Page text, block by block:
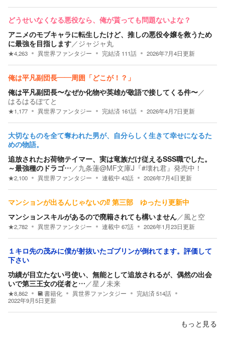
どうせいなくなる悪役なら、俺が貰っても問題ないよな？
アニメのモブキャラに転生したけど、推しの悪役令嬢を救うため
に最強を目指します／ジャジャ丸
★4,263 異世界ファンタジー 完結済 111話 2026年7月4日更新
俺は平凡副団長――周囲「どこが！？」
俺は平凡副団長〜なぜか化物や英雄が敬語で接してくる件〜／
はるはるぽてと
★1,177 異世界ファンタジー 完結済 161話 2026年4月7日更新
大切なものを全て奪われた男が、自分らしく生きて幸せになるた
めの物語。
追放されたお荷物テイマー、実は竜族だけ従えるSSS職でした。
～最強種のドラゴ… ／九条蓮@MF文庫J『#壊れ君』発売中！
★2,100 異世界ファンタジー 連載中 43話 2026年7月4日更新
マンションが出るんじゃないの⁉︎ 第三部 ゆったり更新中
マンションスキルがあるので廃籍されても構いません／ 風と空
★2,782 異世界ファンタジー 連載中 67話 2026年1月23日更新
１キロ先の茂みに僕が射抜いたゴブリンが倒れてます。評価して
下さい
功績が目立たない弓使い、無能として追放されるが、偶然の出会
いで第三王女の従者と… ／星ノ未来
★8,862 書籍化 異世界ファンタジー 完結済 514話
2022年9月5日更新
もっと見る